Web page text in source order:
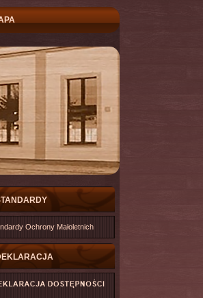
Ochrony Małoletnich